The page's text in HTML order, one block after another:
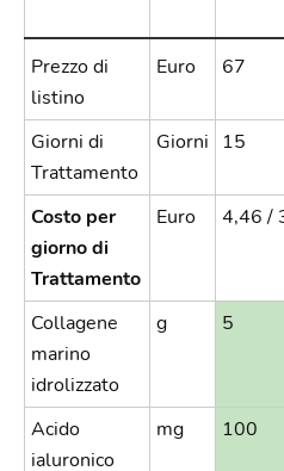
Prezzo di
listino
Euro 67
Giorni di
Trattamento
Giorni 15
Costo per
giorno di
Trattamento
Euro 4,46 /
Collagene
marino
idrolizzato
g 5
Acido
ialuronico
mg 100